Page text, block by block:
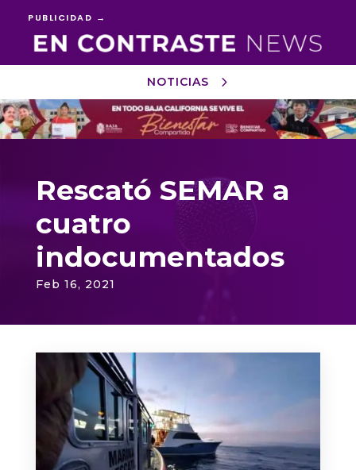
PUBLICIDAD →
NOTICIAS
Reproductor
de
vídeo
Rescató SEMAR a
cuatro
indocumentados
Feb 16, 2021